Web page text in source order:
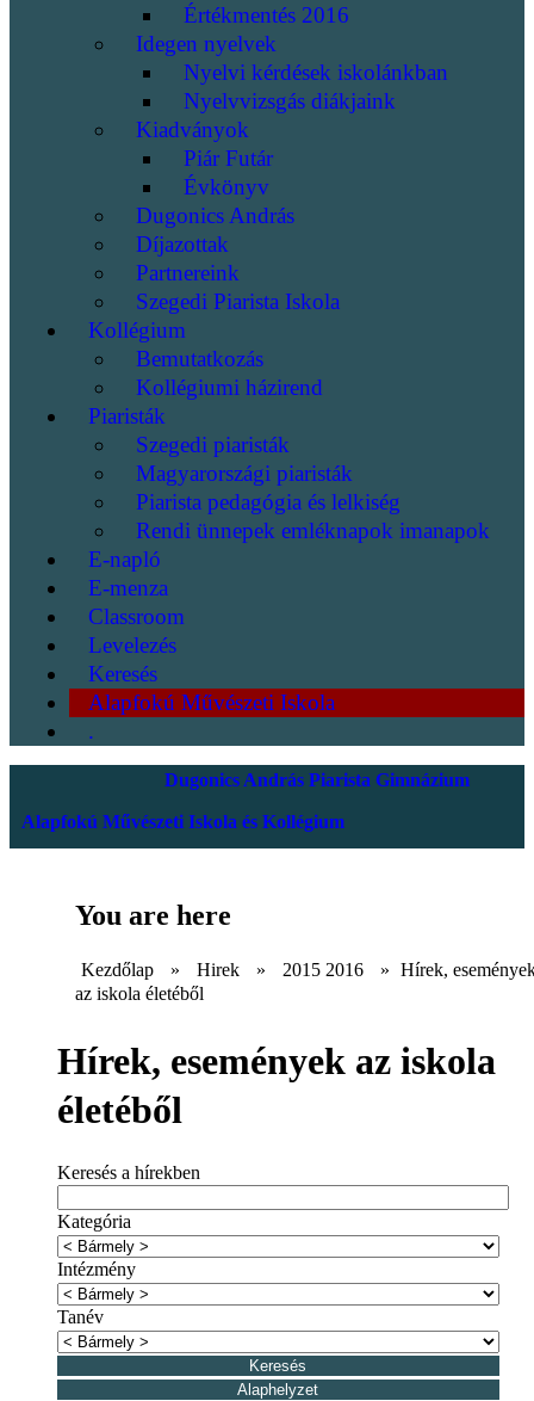
Értékmentés 2016
Idegen nyelvek
Nyelvi kérdések iskolánkban
Nyelvvizsgás diákjaink
Kiadványok
Piár Futár
Évkönyv
Dugonics András
Díjazottak
Partnereink
Szegedi Piarista Iskola
Kollégium
Bemutatkozás
Kollégiumi házirend
Piaristák
Szegedi piaristák
Magyarországi piaristák
Piarista pedagógia és lelkiség
Rendi ünnepek emléknapok imanapok
E-napló
E-menza
Classroom
Levelezés
Keresés
Alapfokú Művészeti Iskola
.
Dugonics András Piarista Gimnázium
Alapfokú Művészeti Iskola és Kollégium
You are here
Kezdőlap » Hirek » 2015 2016 » Hírek,
az iskola életéből
Hírek, események az iskola
életéből
Keresés a hírekben
Kategória
Intézmény
Tanév